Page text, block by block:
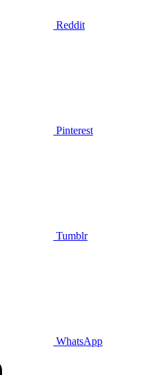
Reddit
Pinterest
Tumblr
WhatsApp